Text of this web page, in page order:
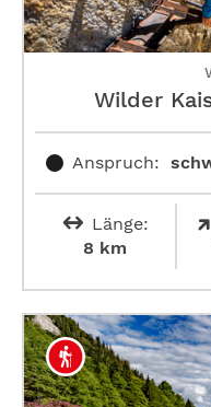
Wilder
Anspruch:
Länge:
8 km